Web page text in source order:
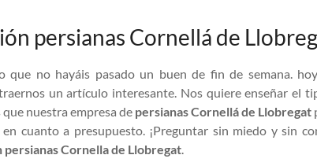
persianas Cornellá de
que no hayáis pasado un buen de fin de semana.
un artículo interesante. Nos quiere enseñar el
nuestra empresa de persianas Cornellá de Llobregat
cuanto a presupuesto. ¡Preguntar sin miedo y sin
persianas Cornella de Llobregat.